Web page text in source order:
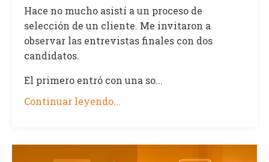
Hace no mucho asistí a un proceso de
selección de un cliente. Me invitaron a
observar las entrevistas finales con dos
candidatos.
El primero entró con una so...
Continuar leyendo...